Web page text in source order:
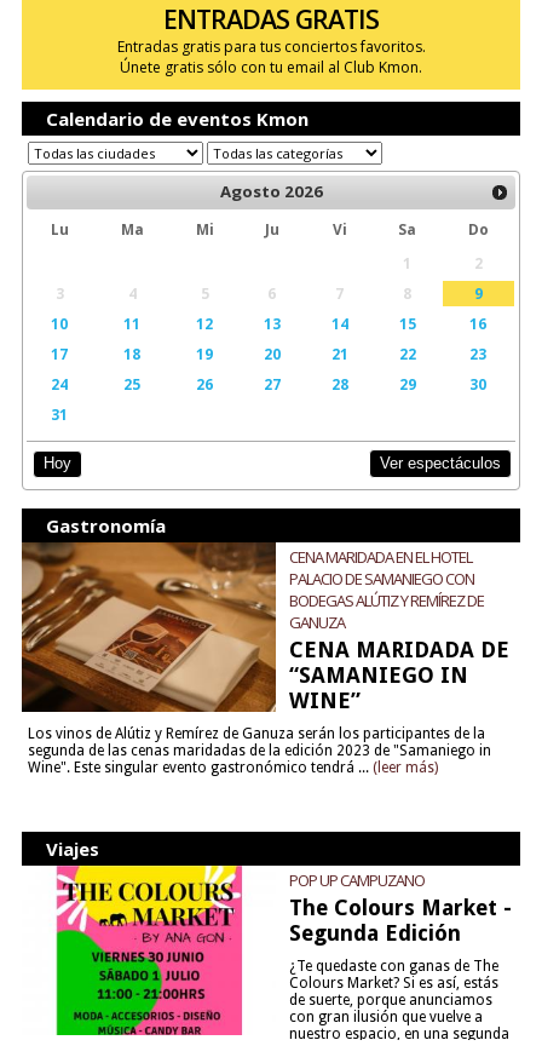
ENTRADAS GRATIS
Entradas gratis para tus conciertos favoritos.
Únete gratis sólo con tu email al Club Kmon.
Calendario de eventos Kmon
Agosto 2026
Lu Ma Mi Ju Vi Sa
Do
1
2
3
4 5 6 7 8
9
10
11 12 13 14 15
16
17
18 19 20 21 22
23
24
25 26 27 28 29
30
31
Hoy Ver espectáculos
Gastronomía
CENA MARIDADA EN EL HOTEL
PALACIO DE SAMANIEGO CON
BODEGAS ALÚTIZ Y REMÍREZ DE
GANUZA
CENA MARIDADA DE
“SAMANIEGO IN
WINE”
Los vinos de Alútiz y Remírez de Ganuza serán los participantes de la
segunda de las cenas maridadas de la edición 2023 de "Samaniego in
Wine". Este singular evento gastronómico tendrá ... (leer más)
Viajes
POP UP CAMPUZANO
The Colours Market -
Segunda Edición
¿Te quedaste con ganas de The
Colours Market? Si es así, estás
de suerte, porque anunciamos
con gran ilusión que vuelve a
nuestro espacio, en una segunda